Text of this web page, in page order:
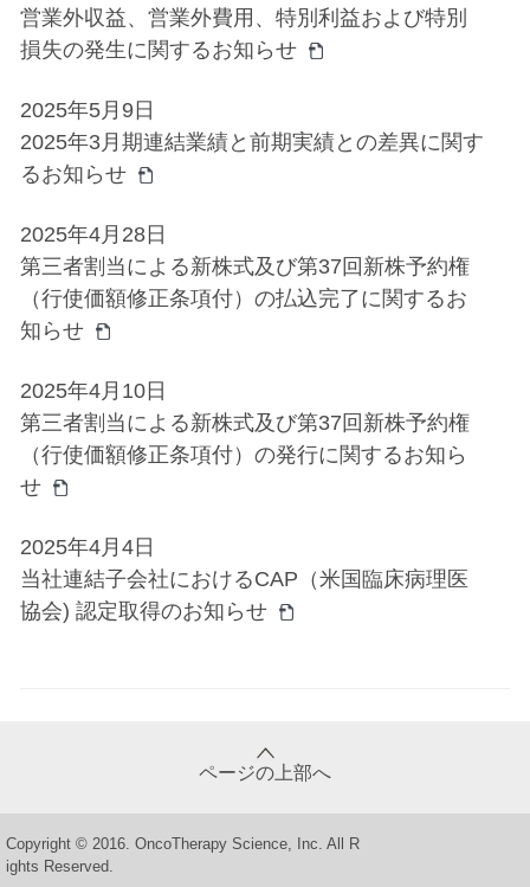
営業外収益、営業外費用、特別利益および特別
損失の発生に関するお知らせ
2025年5月9日
2025年3月期連結業績と前期実績との差異に関す
るお知らせ
2025年4月28日
第三者割当による新株式及び第37回新株予約権
（行使価額修正条項付）の払込完了に関するお
知らせ
2025年4月10日
第三者割当による新株式及び第37回新株予約権
（行使価額修正条項付）の発行に関するお知ら
せ
2025年4月4日
当社連結子会社におけるCAP（米国臨床病理医
協会) 認定取得のお知らせ
ページの上部へ
Copyright © 2016. OncoTherapy Science, Inc. All R
ights Reserved.